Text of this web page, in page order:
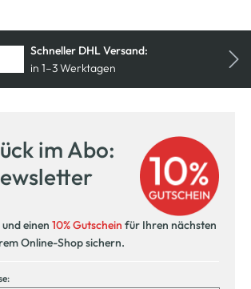
Kostenfreie Rücksendung
innerhalb 14 Tage
im Abo:
einen 10% Gutschein für Ihren nächsten
Online-Shop sichern.